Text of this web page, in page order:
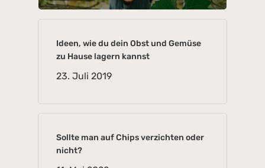
Ideen, wie du dein Obst und Gemüse
zu Hause lagern kannst
23. Juli 2019
Sollte man auf Chips verzichten oder
nicht?